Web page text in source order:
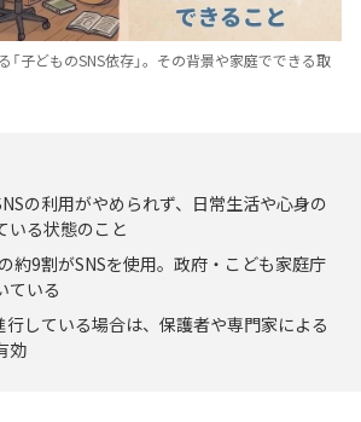
「子どものSNS依存」。その背景や家庭でできる取
の利用がやめられず、日常生活や心身の
いる状態のこと
約9割がSNSを使用。政府・こども家庭庁
ている
行している場合は、保護者や専門家による
効